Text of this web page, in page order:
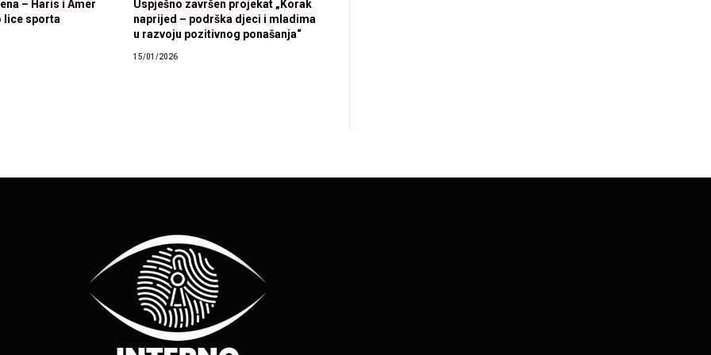
– Haris i Amer
lice sporta
Uspješno završen projekat „Korak
naprijed – podrška djeci i mladima
u razvoju pozitivnog ponašanja“
15/01/2026